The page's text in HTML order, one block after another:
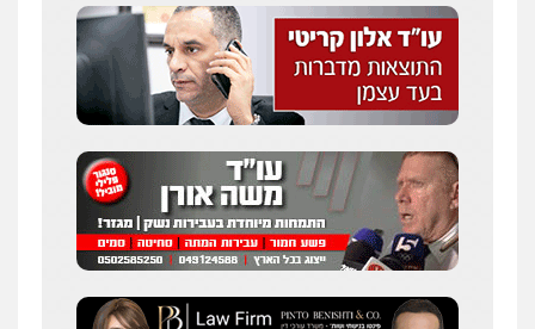
0523379525
עו"ד שילה ענבר
פלילי כלכלי מיסים הלבנת הון ייעוץ לעורכי
0506216097
עו"ד אביגדור פלדמן
פלילי אסירים צווארון לבן זכויות אדם אזרחי
0505345826